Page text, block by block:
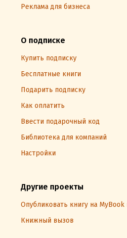
Реклама для бизнеса
О подписке
Купить подписку
Бесплатные книги
Подарить подписку
Как оплатить
Ввести подарочный код
Библиотека для компаний
Настройки
Другие проекты
Опубликовать книгу на
Книжный вызов